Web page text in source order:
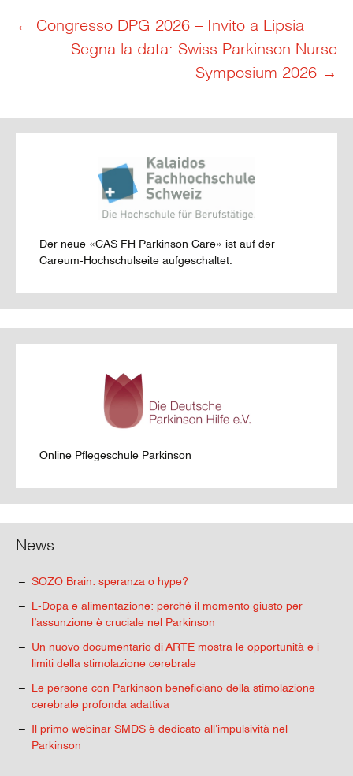
Post
← Congresso DPG 2026 – Invito a Lipsia
Segna la data: Swiss Parkinson Nurse
Symposium 2026 →
Der neue «CAS FH Parkinson Care» ist auf der
Careum-Hochschulseite aufgeschaltet.
Online Pflegeschule Parkinson
News
SOZO Brain: speranza o hype?
L-Dopa e alimentazione: perché il momento giusto per
l’assunzione è cruciale nel Parkinson
Un nuovo documentario di ARTE mostra le opportunità e i
limiti della stimolazione cerebrale
Le persone con Parkinson beneficiano della stimolazione
cerebrale profonda adattiva
Il primo webinar SMDS è dedicato all’impulsività nel
Parkinson